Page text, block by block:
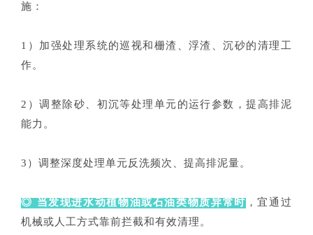
施：
1）加强处理系统的巡视和栅渣、浮渣、沉砂的清理工
作。
2）调整除砂、初沉等处理单元的运行参数，提高排泥
能力。
3）调整深度处理单元反洗频次、提高排泥量。
◎ 当发现进水动植物油或石油类物质异常时 ，宜通过
机械或人工方式靠前拦截和有效清理。